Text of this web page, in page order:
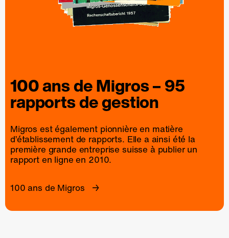
100 ans deMigros– 95
rapportsdegestion
Migros est également pionnière en matière
d’établissement de rapports. Elle a ainsi été la
première grande entreprise suisse à publier un
rapport en ligne en 2010.
100 ans de Migros